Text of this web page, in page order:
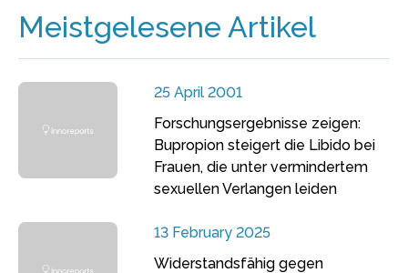
Meistgelesene Artikel
25 April 2001
Forschungsergebnisse zeigen:
Bupropion steigert die Libido bei
Frauen, die unter vermindertem
sexuellen Verlangen leiden
13 February 2025
Widerstandsfähig gegen